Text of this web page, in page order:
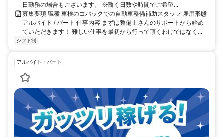
日勤務の場合もございます。 ※働く日数や時間でご希望...
募集要項 職種 車検のコバックでの自動車整備補助スタッフ 雇用形態
アルバイト / パート 仕事内容 まずは整備士さんのサポートから始め
ていただきます！ 難しい仕事を最初から行って頂くわけではなく...
シフト制
アルバイト・パート